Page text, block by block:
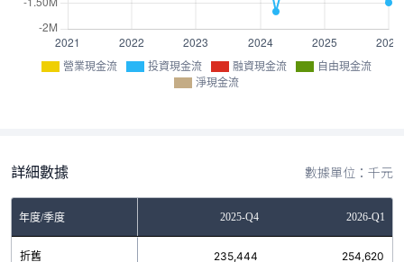
營業現金流 投資現金流 融資現金流
自由現金流
淨現金流
詳細數據 數據單位：千元
年度/季度 2025-Q4 2026-Q1
折舊 235,444 254,620